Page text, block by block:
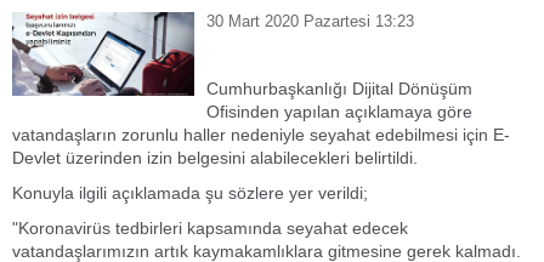
30 Mart 2020 Pazartesi 13:23
Cumhurbaşkanlığı Dijital Dönüşüm
Ofisinden yapılan açıklamaya göre
vatandaşların zorunlu haller nedeniyle seyahat edebilmesi için E-
Devlet üzerinden izin belgesini alabilecekleri belirtildi.
Konuyla ilgili açıklamada şu sözlere yer verildi;
"Koronavirüs tedbirleri kapsamında seyahat edecek
vatandaşlarımızın artık kaymakamlıklara gitmesine gerek kalmadı.